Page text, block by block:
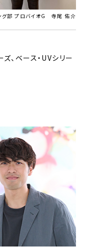
グ部 プロバイオG 寺尾 佑介
ズ、ベース・UVシリー